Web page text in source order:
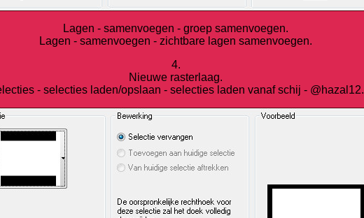
Lagen - samenvoegen - groep samenvoegen.
Lagen - samenvoegen - zichtbare lagen samenvoegen.
4.
Nieuwe rasterlaag.
- selecties laden/opslaan - selecties laden vanaf schij - @hazal12.